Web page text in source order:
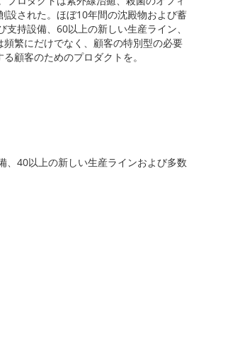
設された。ほぼ10年間の沈殿物および蓄
持設備、60以上の新しい生産ライン、
繁にだけでなく、顧客の特別型の必要
顧客のためのプロダクトを。
、40以上の新しい生産ラインおよび多数